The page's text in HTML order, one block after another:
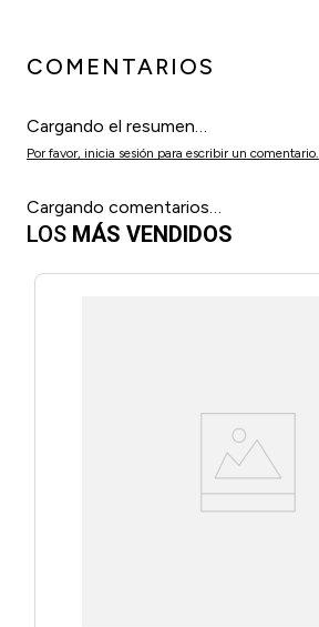
COMENTARIOS
Cargando el resumen…
Por favor, inicia sesión para escribir un comentario.
Cargando comentarios…
LOS MÁS VENDIDOS